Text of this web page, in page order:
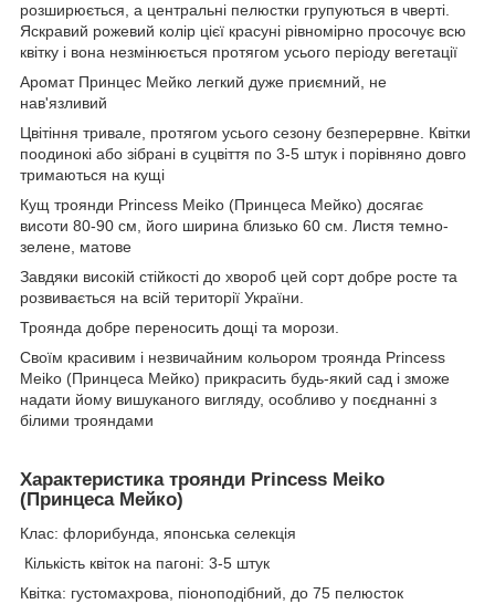
розширюється, а центральні пелюстки групуються в чверті.
Яскравий рожевий колір цієї красуні рівномірно просочує всю
квітку і вона незмінюється протягом усього періоду вегетації
Аромат Принцес Мейко легкий дуже приємний, не
нав'язливий
Цвітіння тривале, протягом усього сезону безперервне. Квітки
поодинокі або зібрані в суцвіття по 3-5 штук і порівняно довго
тримаються на кущі
Кущ троянди Princess Meiko (Принцеса Мейко) досягає
висоти 80-90 см, його ширина близько 60 см. Листя темно-
зелене, матове
Завдяки високій стійкості до хвороб цей сорт добре росте та
розвивається на всій території України.
Троянда добре переносить дощі та морози.
Своїм красивим і незвичайним кольором троянда Princess
Meiko (Принцеса Мейко) прикрасить будь-який сад і зможе
надати йому вишуканого вигляду, особливо у поєднанні з
білими трояндами
Характеристика троянди Princess Meiko
(Принцеса Мейко)
Клас: флорибунда, японська селекція
Кількість квіток на пагоні: 3-5 штук
Квітка: густомахрова, піоноподібний, до 75 пелюсток